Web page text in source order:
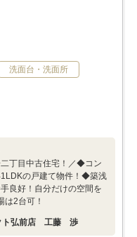
洗面台・洗面所
丁目中古住宅！／◆コン
の戸建て物件！◆築浅
良好！自分だけの空間を
2台可！
ト弘前店 工藤 渉